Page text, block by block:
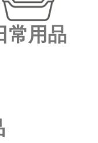
常用品